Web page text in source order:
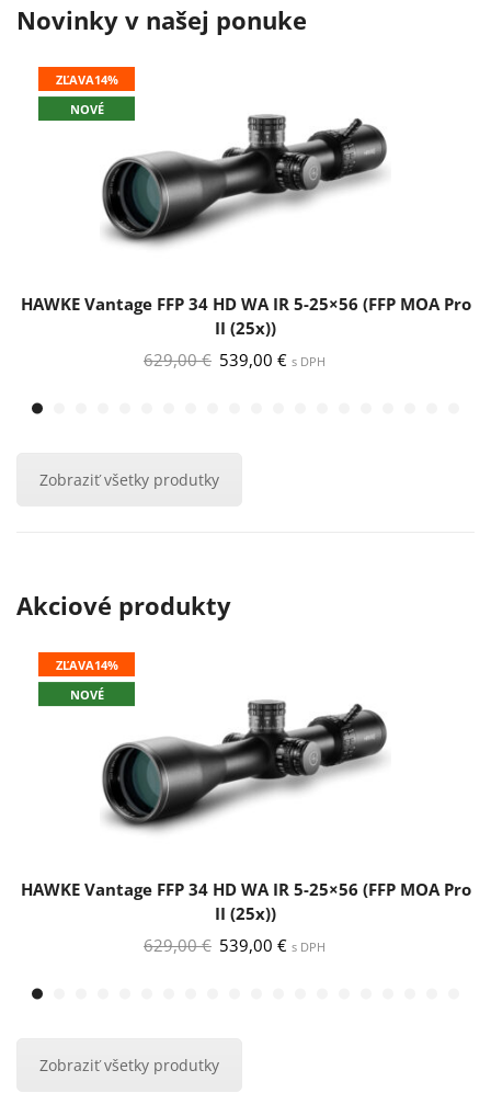
Novinky v našej ponuke
ZĽAVA14%
NOVÉ
HAWKE Vantage FFP 34 HD WA IR 5-25×56 (FFP MOA Pro
II (25x))
629,00€ Pôvodná
539,00 €Aktuálna
s DPH
Zobraziť všetky produtky
Akciové produkty
ZĽAVA14%
NOVÉ
HAWKE Vantage FFP 34 HD WA IR 5-25×56 (FFP MOA Pro
II (25x))
629,00€ Pôvodná
539,00 €Aktuálna
s DPH
Zobraziť všetky produtky